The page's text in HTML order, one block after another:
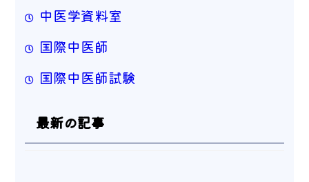
中医学資料室
国際中医師
国際中医師試験
最新の記事